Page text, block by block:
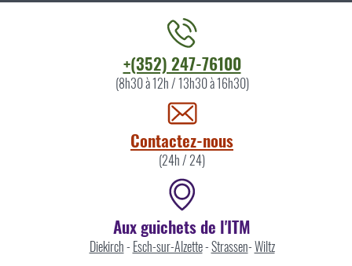
+(352) 247-76100
(8h30 à 12h / 13h30 à 16h30)
Contactez-nous
(24h / 24)
Aux guichets de l'ITM
Diekirch- Esch-sur-Alzette-Strassen-Wiltz